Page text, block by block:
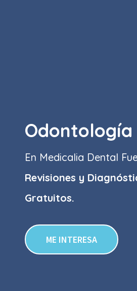
Odontología
En Medicalia Dental
Revisiones y
Gratuitos.
ME INTERESA